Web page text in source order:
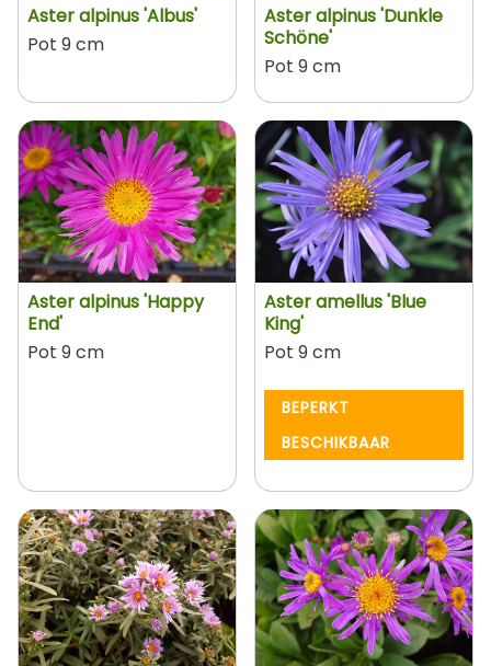
Aster alpinus 'Albus'
Pot 9 cm
Aster alpinus 'Dunkle
Schöne'
Pot 9 cm
Aster alpinus 'Happy
End'
Pot 9 cm
Aster amellus 'Blue
King'
Pot 9 cm
BEPERKT
BESCHIKBAAR